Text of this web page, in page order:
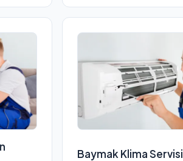
Baymak Klima Servisi